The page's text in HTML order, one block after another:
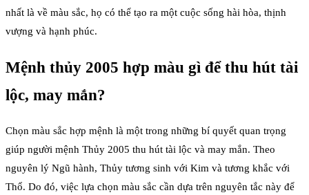
nhất là về màu sắc, họ có thể tạo ra một cuộc sống hài hòa, thịnh
vượng và hạnh phúc.
Mệnh thủy 2005 hợp màu gì để thu hút tài
lộc, may mắn?
Chọn màu sắc hợp mệnh là một trong những bí quyết quan trọng
giúp người mệnh Thủy 2005 thu hút tài lộc và may mắn. Theo
nguyên lý Ngũ hành, Thủy tương sinh với Kim và tương khắc với
Thổ. Do đó, việc lựa chọn màu sắc cần dựa trên nguyên tắc này để